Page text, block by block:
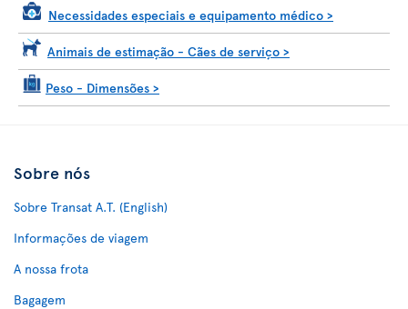
Necessidades especiais e equipamento médico >
Animais de estimação - Cães de serviço >
Peso - Dimensões >
Sobre nós
Sobre Transat A.T. (English)
Informações de viagem
A nossa frota
Bagagem